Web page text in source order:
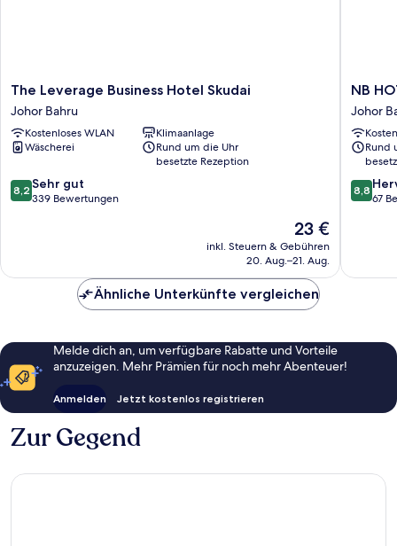
The
Leverage
Business
Hotel
Skudai
Bahru
The Leverage Business Hotel Skudai
Johor Bahru
Kostenloses WLAN
Klimaanlage
Wäscherei
Rund um die Uhr
besetzte Rezeption
8.2
von
Bewertungen
8,2 Sehr gut
339 Bewertungen
Der
Preis
beträgt
23 €
inkl. Steuern & Gebühren
20. Aug.–21. Aug.
NB
HOTEL
Johor
Bahru
NB
Johor
Rund
8.8
von
8,8
67
Ähnliche Unterkünfte vergleichen
Melde dich an, um verfügbare Rabatte und Vorteile
anzuzeigen. Mehr Prämien für noch mehr Abenteuer!
Anmelden Jetzt kostenlos registrieren
Zur Gegend